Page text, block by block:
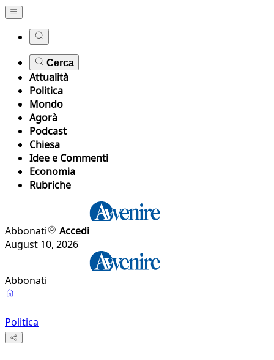
Cerca
Attualità
Politica
Mondo
Agorà
Podcast
Chiesa
Idee e Commenti
Economia
Rubriche
Abbonati
Accedi
August 10, 2026
Abbonati
Politica